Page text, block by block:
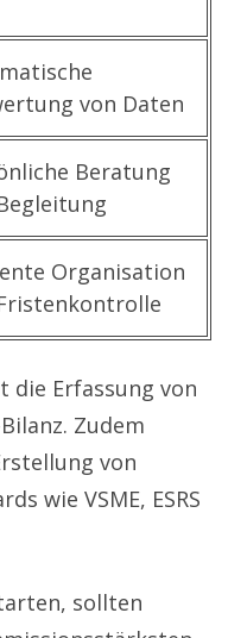
von Daten
Beratung
Organisation
die Erfassung von
Zudem
von
wie VSME, ESRS
sollten